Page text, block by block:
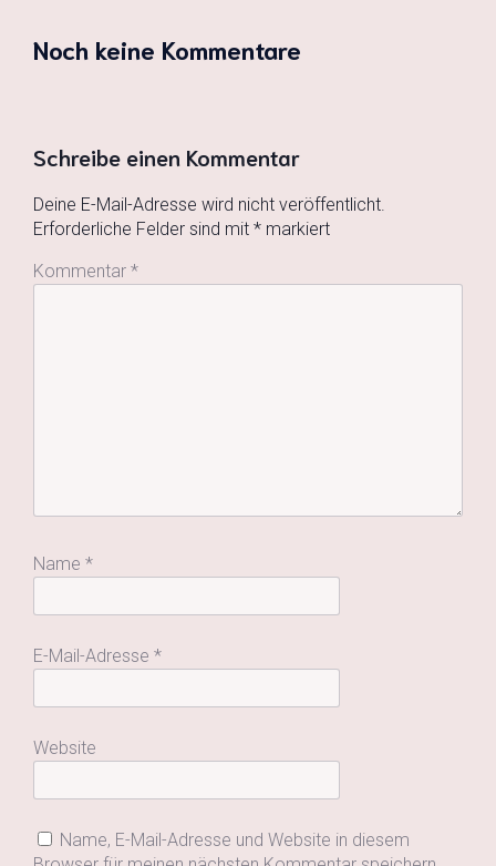
Noch keine Kommentare
Schreibe einen Kommentar
Deine E-Mail-Adresse wird nicht veröffentlicht.
Erforderliche Felder sind mit * markiert
Kommentar *
Name *
E-Mail-Adresse *
Website
Name, E-Mail-Adresse und Website in diesem